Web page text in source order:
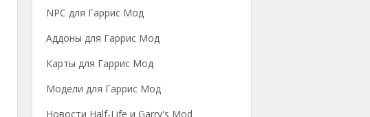
NPC для Гаррис Мод
Аддоны для Гаррис Мод
Карты для Гаррис Мод
Модели для Гаррис Мод
Новости Half-Life и Garry's Mod